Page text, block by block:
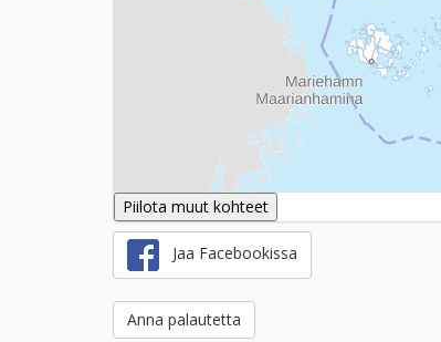
Piilota muut kohteet
Jaa Facebookissa
Anna palautetta